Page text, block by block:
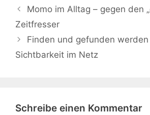
Momo im Alltag – gegen den
Zeitfresser
Finden und gefunden werden
Sichtbarkeit im Netz
Schreibe einen Kommentar